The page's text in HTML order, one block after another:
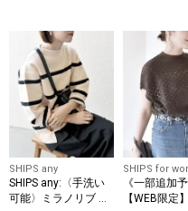
SHIPS any
SHIPS any:〈手洗い
可能〉ミラノリブ ス
SHIPS for
《一部追加予
【WEB限定